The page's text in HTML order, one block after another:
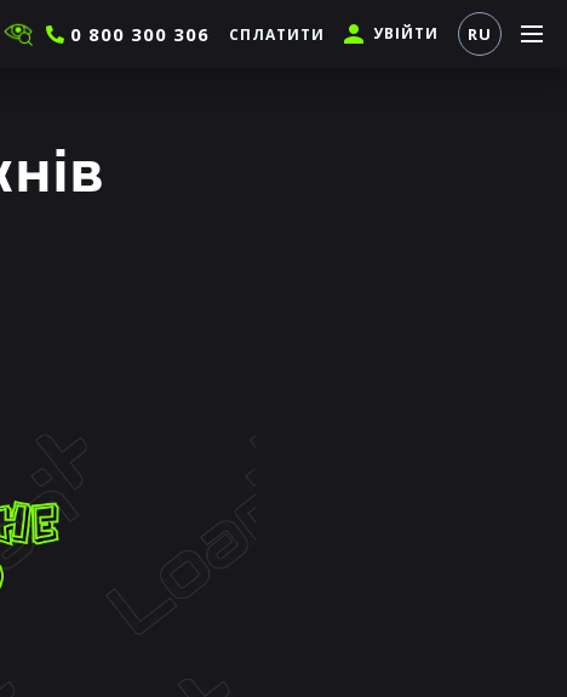
0 800 300 306 СПЛАТИТИ УВІЙТИ RU